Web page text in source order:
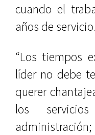
cuando el
años de servicio.
“Los tiempos
líder no debe
querer
los